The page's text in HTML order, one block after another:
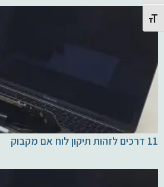
Toggle Font size
11 דרכים לזהות תיקון לוח אם מקבוק